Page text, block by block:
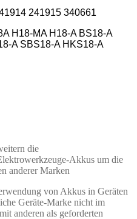
241915 340661
H18-MA H18-A BS18-A
A SBS18-A HKS18-A
die
Akkus um die
anderer Marken
von Akkus in Geräten
Geräte-Marke nicht im
anderen als geforderten